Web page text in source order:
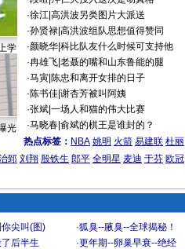
学
光
·徐江| 高洪波另类图片大派送
·孙贤禄| 高洪波组队思想值得赞同
·颜晓华| 科比队友什么时候可支持他
·冉雄飞| 老聂的嘴和山东鲁能的腿
·马寅| 陈忠和离开女排的日子
·陈书佳| 谢杏芳被叫阿姨
·张斌| 一场人和猫的伟大比赛
·马晓春| 俞斌的棋王是谁封的？
热点标签： NBA 姚明 火箭 易建联 杜丽
郅 刘翔 殷铁生 郎平 全明星 麦迪 于芬 欧冠
尖叫(图) ·狐臭--腋臭--全球揭秘！
了后半生 ·更年期--卵巢早衰--绝经